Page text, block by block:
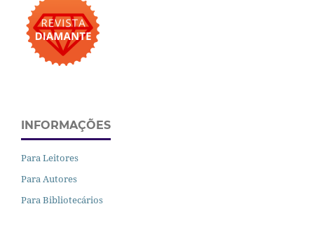
INFORMAÇÕES
Para Leitores
Para Autores
Para Bibliotecários